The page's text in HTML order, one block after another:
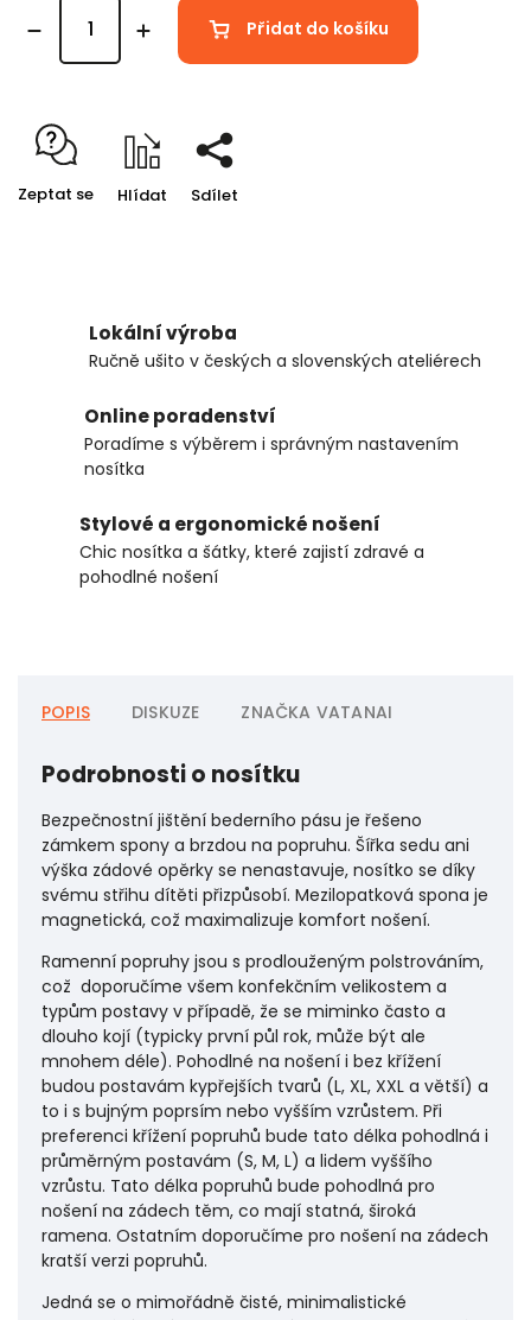
Přidat do košíku
Zeptat se Hlídat Sdílet
Lokální výroba
Ručně ušito v českých a slovenských ateliérech
Online poradenství
Poradíme s výběrem i správným nastavením
nosítka
Stylové a ergonomické nošení
Chic nosítka a šátky, které zajistí zdravé a
pohodlné nošení
POPIS DISKUZE ZNAČKA VATANAI
Podrobnosti o nosítku
Bezpečnostní jištění bederního pásu je řešeno
zámkem spony a brzdou na popruhu. Šířka sedu ani
výška zádové opěrky se nenastavuje, nosítko se díky
svému střihu dítěti přizpůsobí. Mezilopatková spona je
magnetická, což maximalizuje komfort nošení.
Ramenní popruhy jsou s prodlouženým polstrováním,
což doporučíme všem konfekčním velikostem a
typům postavy v případě, že se miminko často a
dlouho kojí (typicky první půl rok, může být ale
mnohem déle). Pohodlné na nošení i bez křížení
budou postavám kypřejších tvarů (L, XL, XXL a větší) a
to i s bujným poprsím nebo vyšším vzrůstem. Při
preferenci křížení popruhů bude tato délka pohodlná i
průměrným postavám (S, M, L) a lidem vyššího
vzrůstu. Tato délka popruhů bude pohodlná pro
nošení na zádech těm, co mají statná, široká
ramena. Ostatním doporučíme pro nošení na zádech
kratší verzi popruhů.
Jedná se o mimořádně čisté, minimalistické